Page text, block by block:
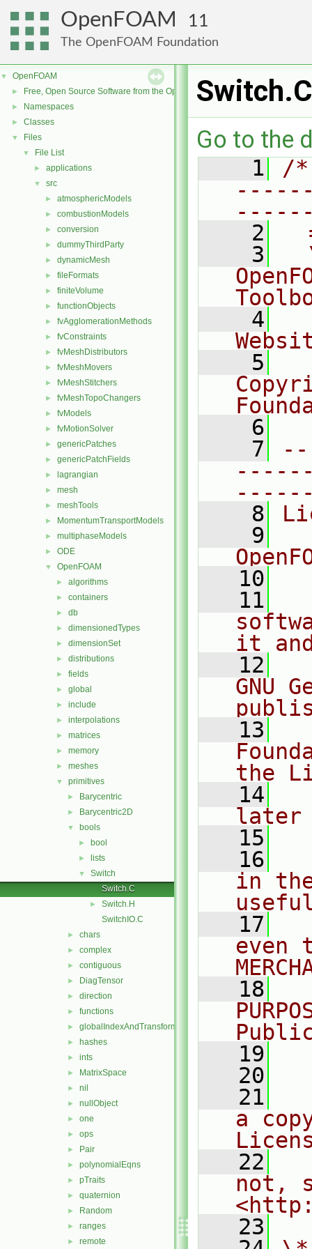
OpenFOAM 11
The OpenFOAM Foundation
▼ OpenFOAM
► Free, Open Source Software from the OpenFOAM Foundation
► Namespaces
► Classes
▼ Files
▼ File List
► applications
▼ src
► atmosphericModels
► combustionModels
► conversion
► dummyThirdParty
► dynamicMesh
► fileFormats
► finiteVolume
► functionObjects
► fvAgglomerationMethods
► fvConstraints
► fvMeshDistributors
► fvMeshMovers
► fvMeshStitchers
► fvMeshTopoChangers
► fvModels
► fvMotionSolver
► genericPatches
► genericPatchFields
► lagrangian
► mesh
► meshTools
► MomentumTransportModels
► multiphaseModels
► ODE
▼ OpenFOAM
► algorithms
► containers
► db
► dimensionedTypes
► dimensionSet
► distributions
► fields
► global
► include
► interpolations
► matrices
► memory
► meshes
▼ primitives
► Barycentric
► Barycentric2D
▼ bools
► bool
► lists
▼
Switch
Switch.C
►
Switch.H
SwitchIO.C
► chars
► complex
► contiguous
► DiagTensor
► direction
► functions
► globalIndexAndTransform
► hashes
► ints
► MatrixSpace
► nil
► nullObject
► one
► ops
► Pair
► polynomialEqns
► pTraits
► quaternion
► Random
► ranges
► remote
Switch.C
Go to the
    1
/
    2
    3
    4
    5
    6
    7
    8
    9
   10
   11
it
   12
GNU
   13
the
   14
later
   15
   16
in
   17
even
   18
   19
   20
   21
a
   22
not,
   23